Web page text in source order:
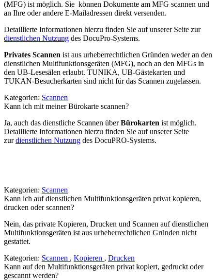
(MFG) ist möglich. Sie können Dokumente am MFG scannen und
an Ihre oder andere E-Mailadressen direkt versenden.
Detaillierte Informationen hierzu finden Sie auf unserer Seite zur
dienstlichen Nutzung des DocuPro-Systems.
Privates Scannen ist aus urheberrechtlichen Gründen weder an den
dienstlichen Multifunktionsgeräten (MFG), noch an den MFGs in
den UB-Lesesälen erlaubt. TUNIKA, UB-Gästekarten und
TUKAN-Besucherkarten sind nicht für das Scannen zugelassen.
Kategorien: Scannen
Kann ich mit meiner Bürokarte scannen?
Ja, auch das dienstliche Scannen überBürokarten ist möglich.
Detaillierte Informationen hierzu finden Sie auf unserer Seite
zurdienstlichen Nutzung des DocuPRO-Systems.
Kategorien: Scannen
Kann ich auf dienstlichen Multifunktionsgeräten privat kopieren,
drucken oder scannen?
Nein, das private Kopieren, Drucken und Scannen auf dienstlichen
Multifunktionsgeräten ist aus urheberrechtlichen Gründen nicht
gestattet.
Kategorien: Scannen , Kopieren , Drucken
Kann auf den Multifunktionsgeräten privat kopiert, gedruckt oder
gescannt werden?